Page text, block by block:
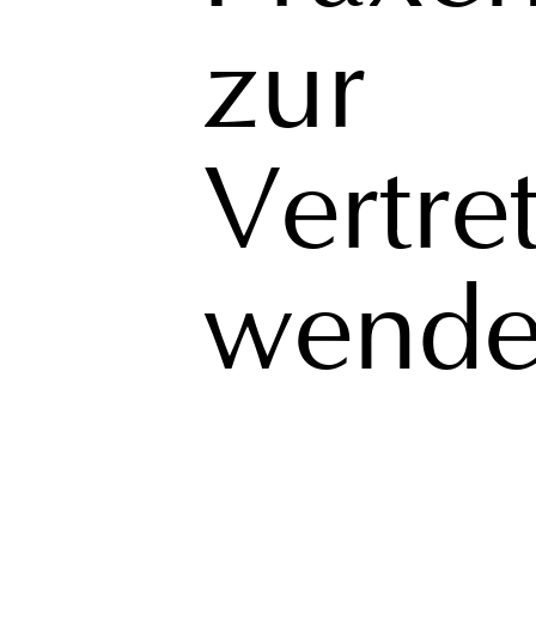
zur